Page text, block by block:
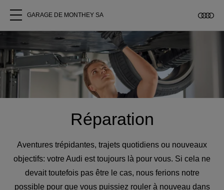
Tous les modèles
A propos
Accessoires Audi d'origine
GARAGE DE MONTHEY SA
Réparation
Aventures trépidantes, trajets quotidiens ou nouveaux
objectifs: votre Audi est toujours là pour vous. Si cela ne
devait toutefois pas être le cas, nous ferions notre
possible pour que vous puissiez rouler à nouveau dans